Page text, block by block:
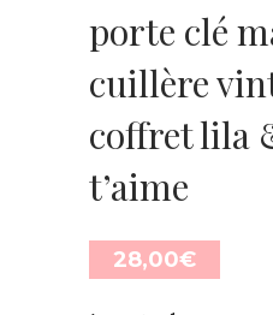
porte clé
cuillère
coffret lila
t’aime
28,00€